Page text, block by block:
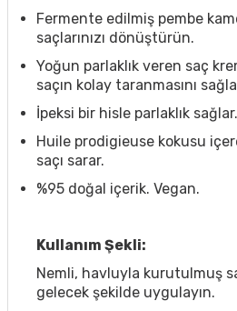
Fermente edilmiş pembe
saçlarınızı dönüştürün.
Yoğun parlaklık veren saç
saçın kolay taranmasını
İpeksi bir hisle parlaklık sağlar.
Huile prodigieuse kokusu
saçı sarar.
%95 doğal içerik. Vegan.
Kullanım Şekli:
Nemli, havluyla kurutulmuş
gelecek şekilde uygulayın.